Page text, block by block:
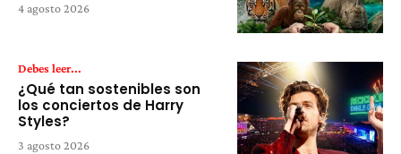
4 agosto 2026
Debes leer...
¿Qué tan sostenibles son
los conciertos de Harry
Styles?
3 agosto 2026